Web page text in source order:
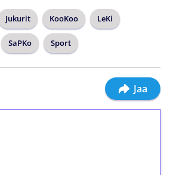
Jukurit KooKoo LeKi
SaPKo Sport
Jaa